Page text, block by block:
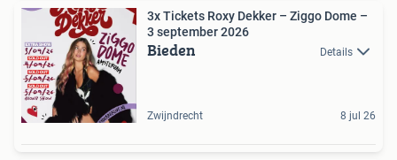
3x Tickets Roxy Dekker – Ziggo Dome –
3 september 2026
Bieden Details
Zwijndrecht 8 jul 26